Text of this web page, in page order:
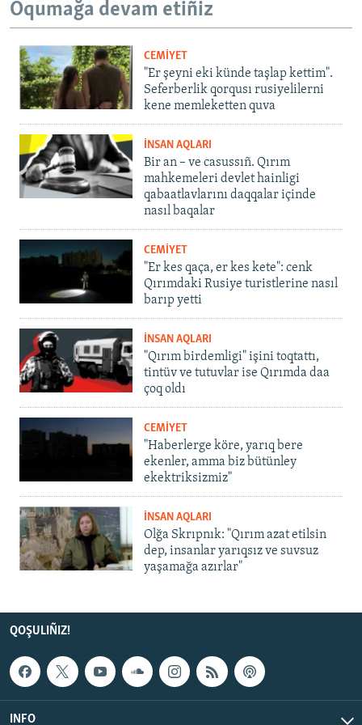
Oqumağa devam etiñiz
CEMİYET
"Er şeyni eki künde taşlap kettim".
Seferberlik qorqusı rusiyelilerni
kene memleketten quva
İNSAN AQLARI
Bir an – ve casussıñ. Qırım
mahkemeleri devlet hainligi
qabaatlavlarını daqqalar içinde
nasıl baqalar
CEMİYET
"Er kes qaça, er kes kete": cenk
Qırımdaki Rusiye turistlerine nasıl
barıp yetti
İNSAN AQLARI
"Qırım birdemligi" işini toqtattı,
tintüv ve tutuvlar ise Qırımda daa
çoq oldı
CEMİYET
"Haberlerge köre, yarıq bere
ekenler, amma biz bütünley
ekektriksizmiz"
İNSAN AQLARI
Olğa Skrıpnık: "Qırım azat etilsin
dep, insanlar yarıqsız ve suvsuz
yaşamağa azırlar"
QOŞULIÑIZ!
INFO